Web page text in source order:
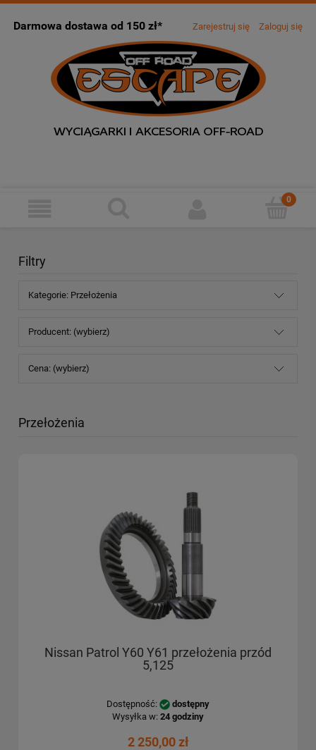
Darmowa dostawa od 150 zł* Zarejestruj się Zaloguj się
Filtry
Kategorie: Przełożenia
Producent: (wybierz)
Cena: (wybierz)
Przełożenia
Nissan Patrol Y60 Y61 przełożenia przód
5,125
Dostępność:
dostępny
Wysyłka w: 24 godziny
2 250,00 zł